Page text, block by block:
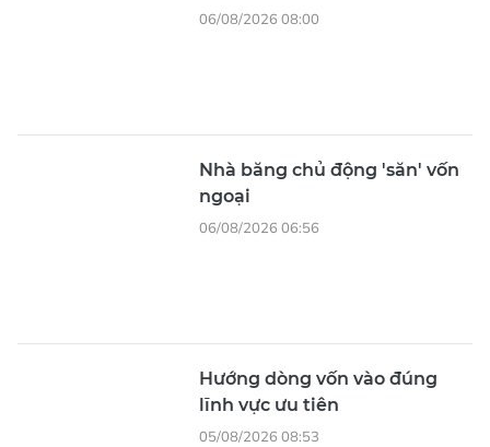
06/08/2026 08:00
Nhà băng chủ động 'săn' vốn
ngoại
06/08/2026 06:56
Hướng dòng vốn vào đúng
lĩnh vực ưu tiên
05/08/2026 08:53